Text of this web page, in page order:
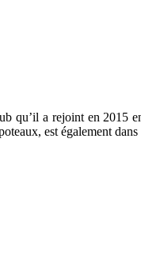
qu’il a rejoint en 2015
est également